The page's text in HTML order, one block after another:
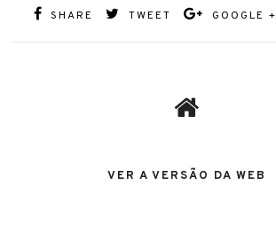
SHARE TWEET GOOGLE +
VER A VERSÃO DA WEB